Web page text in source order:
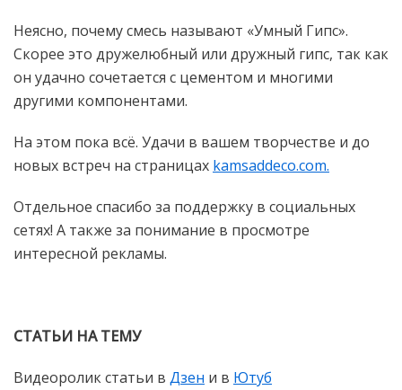
Неясно, почему смесь называют «Умный Гипс».
Скорее это дружелюбный или дружный гипс, так как
он удачно сочетается с цементом и многими
другими компонентами.
На этом пока всё. Удачи в вашем творчестве и до
новых встреч на страницах kamsaddeco.com.
Отдельное спасибо за поддержку в социальных
сетях! А также за понимание в просмотре
интересной рекламы.
СТАТЬИ НА ТЕМУ
Видеоролик статьи в Дзен и в Ютуб